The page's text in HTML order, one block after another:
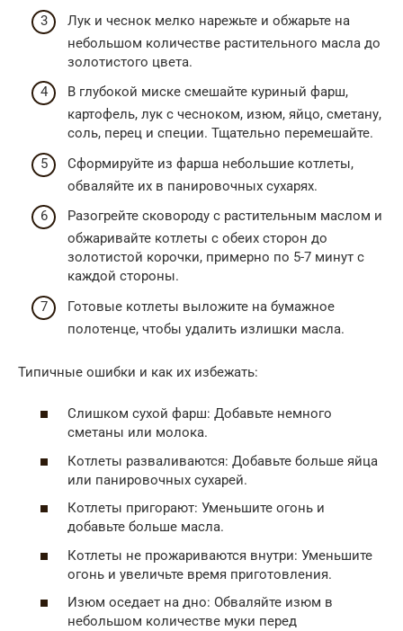
Лук и чеснок мелко нарежьте и обжарьте на
небольшом количестве растительного масла до
золотистого цвета.
В глубокой миске смешайте куриный фарш,
картофель, лук с чесноком, изюм, яйцо, сметану,
соль, перец и специи. Тщательно перемешайте.
Сформируйте из фарша небольшие котлеты,
обваляйте их в панировочных сухарях.
Разогрейте сковороду с растительным маслом и
обжаривайте котлеты с обеих сторон до
золотистой корочки, примерно по 5-7 минут с
каждой стороны.
Готовые котлеты выложите на бумажное
полотенце, чтобы удалить излишки масла.
Типичные ошибки и как их избежать:
Слишком сухой фарш: Добавьте немного
сметаны или молока.
Котлеты разваливаются: Добавьте больше яйца
или панировочных сухарей.
Котлеты пригорают: Уменьшите огонь и
добавьте больше масла.
Котлеты не прожариваются внутри: Уменьшите
огонь и увеличьте время приготовления.
Изюм оседает на дно: Обваляйте изюм в
небольшом количестве муки перед